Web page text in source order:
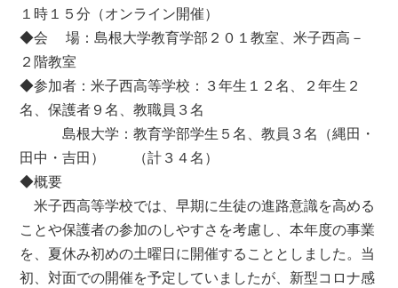
１時１５分（オンライン開催）
◆会 場：島根大学教育学部２０１教室、米子西高－
２階教室
◆参加者：米子西高等学校：３年生１２名、２年生２
名、保護者９名、教職員３名
島根大学：教育学部学生５名、教員３名（縄田・
田中・吉田） （計３４名）
◆概要
米子西高等学校では、早期に生徒の進路意識を高める
ことや保護者の参加のしやすさを考慮し、本年度の事業
を、夏休み初めの土曜日に開催することとしました。当
初、対面での開催を予定していましたが、新型コロナ感